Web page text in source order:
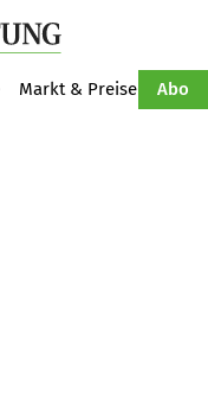
Markt & Preise Abo